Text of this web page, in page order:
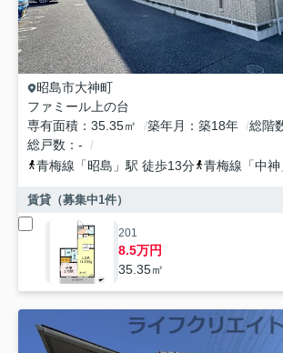
昭島市大神町
ファミール上の台
専有面積
35.35㎡ 築年月 築18年 総階
総戸数
-
青梅線 「昭島 」駅 徒歩13分 青梅線 「中神
賃貸（募集中1件）
201
8.5万円
35.35㎡